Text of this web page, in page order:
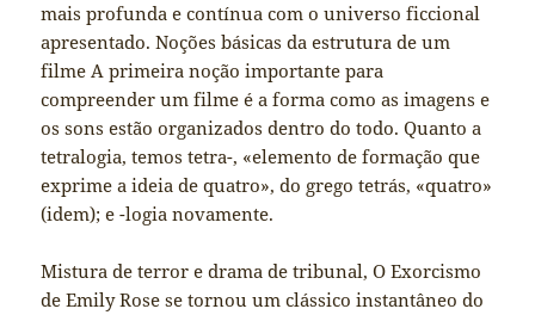
mais profunda e contínua com o universo ficcional
apresentado. Noções básicas da estrutura de um
filme A primeira noção importante para
compreender um filme é a forma como as imagens e
os sons estão organizados dentro do todo. Quanto a
tetralogia, temos tetra-, «elemento de formação que
exprime a ideia de quatro», do grego tetrás, «quatro»
(idem); e -logia novamente.
Mistura de terror e drama de tribunal, O Exorcismo
de Emily Rose se tornou um clássico instantâneo do